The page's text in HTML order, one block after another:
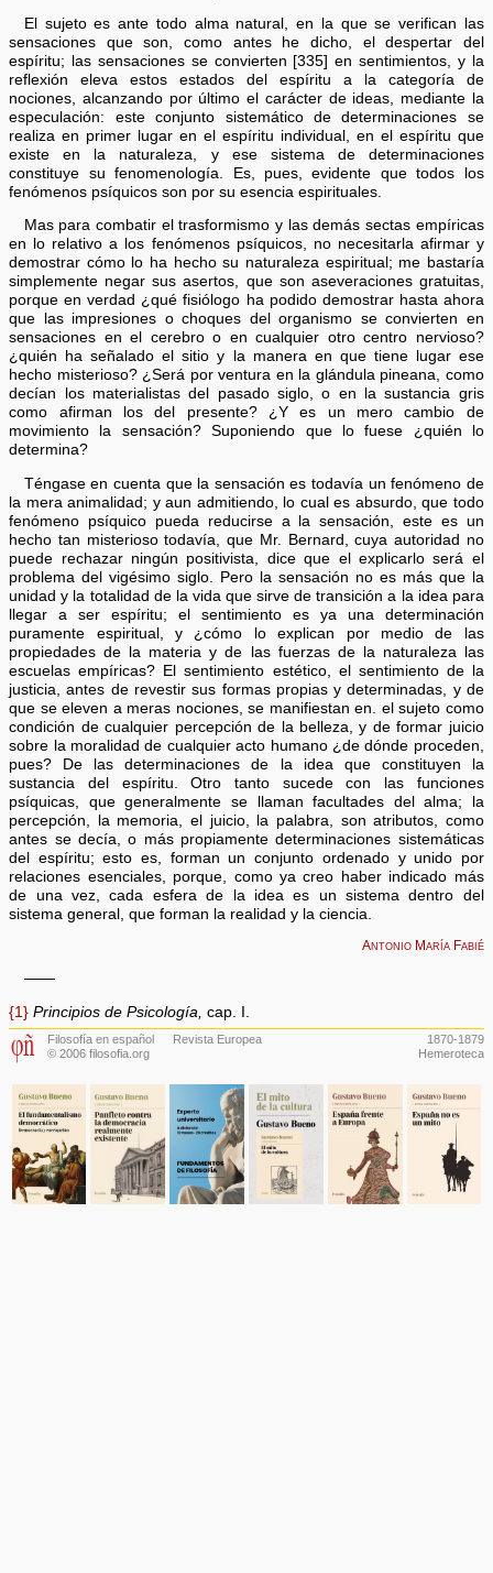
El sujeto es ante todo alma natural, en la que se verifican las
sensaciones que son, como antes he dicho, el despertar del
espíritu; las sensaciones se convierten [335] en sentimientos, y la
reflexión eleva estos estados del espíritu a la categoría de
nociones, alcanzando por último el carácter de ideas, mediante la
especulación: este conjunto sistemático de determinaciones se
realiza en primer lugar en el espíritu individual, en el espíritu que
existe en la naturaleza, y ese sistema de determinaciones
constituye su fenomenología. Es, pues, evidente que todos los
fenómenos psíquicos son por su esencia espirituales.
Mas para combatir el trasformismo y las demás sectas empíricas
en lo relativo a los fenómenos psíquicos, no necesitarla afirmar y
demostrar cómo lo ha hecho su naturaleza espiritual; me bastaría
simplemente negar sus asertos, que son aseveraciones gratuitas,
porque en verdad ¿qué fisiólogo ha podido demostrar hasta ahora
que las impresiones o choques del organismo se convierten en
sensaciones en el cerebro o en cualquier otro centro nervioso?
¿quién ha señalado el sitio y la manera en que tiene lugar ese
hecho misterioso? ¿Será por ventura en la glándula pineana, como
decían los materialistas del pasado siglo, o en la sustancia gris
como afirman los del presente? ¿Y es un mero cambio de
movimiento la sensación? Suponiendo que lo fuese ¿quién lo
determina?
Téngase en cuenta que la sensación es todavía un fenómeno de
la mera animalidad; y aun admitiendo, lo cual es absurdo, que todo
fenómeno psíquico pueda reducirse a la sensación, este es un
hecho tan misterioso todavía, que Mr. Bernard, cuya autoridad no
puede rechazar ningún positivista, dice que el explicarlo será el
problema del vigésimo siglo. Pero la sensación no es más que la
unidad y la totalidad de la vida que sirve de transición a la idea para
llegar a ser espíritu; el sentimiento es ya una determinación
puramente espiritual, y ¿cómo lo explican por medio de las
propiedades de la materia y de las fuerzas de la naturaleza las
escuelas empíricas? El sentimiento estético, el sentimiento de la
justicia, antes de revestir sus formas propias y determinadas, y de
que se eleven a meras nociones, se manifiestan en. el sujeto como
condición de cualquier percepción de la belleza, y de formar juicio
sobre la moralidad de cualquier acto humano ¿de dónde proceden,
pues? De las determinaciones de la idea que constituyen la
sustancia del espíritu. Otro tanto sucede con las funciones
psíquicas, que generalmente se llaman facultades del alma; la
percepción, la memoria, el juicio, la palabra, son atributos, como
antes se decía, o más propiamente determinaciones sistemáticas
del espíritu; esto es, forman un conjunto ordenado y unido por
relaciones esenciales, porque, como ya creo haber indicado más
de una vez, cada esfera de la idea es un sistema dentro del
sistema general, que forman la realidad y la ciencia.
Antonio María Fabié
——
{1} Principios de Psicología, cap. I.
Filosofía en español
© 2006 filosofia.org
Revista Europea
1870-1879
Hemeroteca